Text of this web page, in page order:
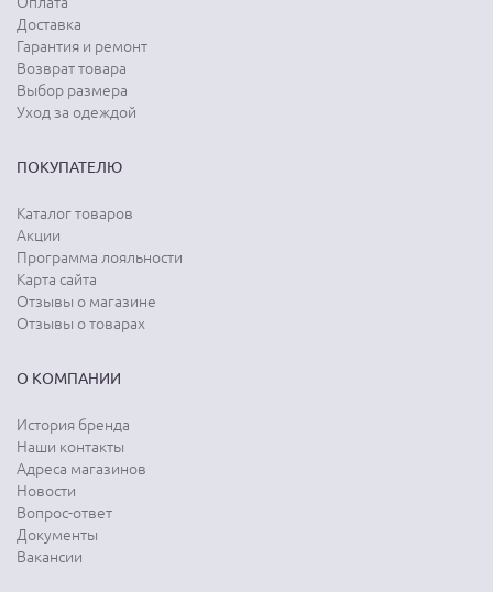
Доставка
Гарантия и ремонт
Возврат товара
Выбор размера
Уход за одеждой
ПОКУПАТЕЛЮ
Каталог товаров
Акции
Программа лояльности
Карта сайта
Отзывы о магазине
Отзывы о товарах
О КОМПАНИИ
История бренда
Наши контакты
Адреса магазинов
Новости
Вопрос-ответ
Документы
Вакансии